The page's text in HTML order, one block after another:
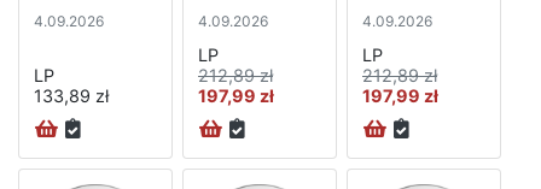
4.09.2026
LP
133,89 zł
4.09.2026
LP
212,89 zł
197,99 zł
4.09.2026
LP
212,89 zł
197,99 zł